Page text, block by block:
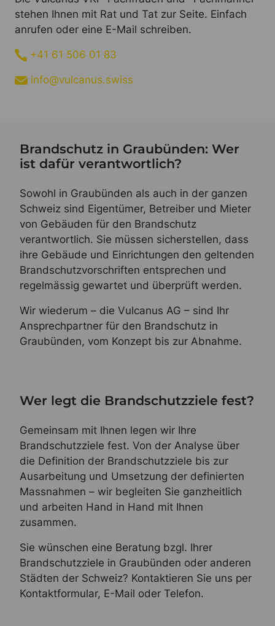
stehen Ihnen mit Rat und Tat zur Seite. Einfach
anrufen oder eine E-Mail schreiben.
+41 61 506 01 83
info@vulcanus.swiss
Brandschutz in Graubünden: Wer
ist dafür verantwortlich?
Sowohl in Graubünden als auch in der ganzen
Schweiz sind Eigentümer, Betreiber und Mieter
von Gebäuden für den Brandschutz
verantwortlich. Sie müssen sicherstellen, dass
ihre Gebäude und Einrichtungen den geltenden
Brandschutzvorschriften entsprechen und
regelmässig gewartet und überprüft werden.
Wir wiederum – die Vulcanus AG – sind Ihr
Ansprechpartner für den Brandschutz in
Graubünden, vom Konzept bis zur Abnahme.
Wer legt die Brandschutzziele fest?
Gemeinsam mit Ihnen legen wir Ihre
Brandschutzziele fest. Von der Analyse über
die Definition der Brandschutzziele bis zur
Ausarbeitung und Umsetzung der definierten
Massnahmen – wir begleiten Sie ganzheitlich
und arbeiten Hand in Hand mit Ihnen
zusammen.
Sie wünschen eine Beratung bzgl. Ihrer
Brandschutzziele in Graubünden oder anderen
Städten der Schweiz? Kontaktieren Sie uns per
Kontaktformular, E-Mail oder Telefon.